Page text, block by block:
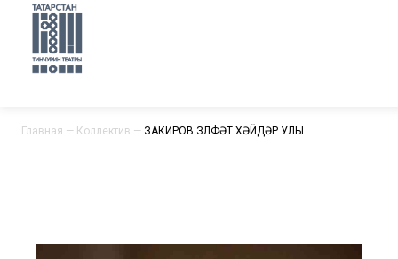
Главная — Коллектив — ЗАКИРОВ ЗӨЛФӘТ ХӘЙДӘР УЛЫ